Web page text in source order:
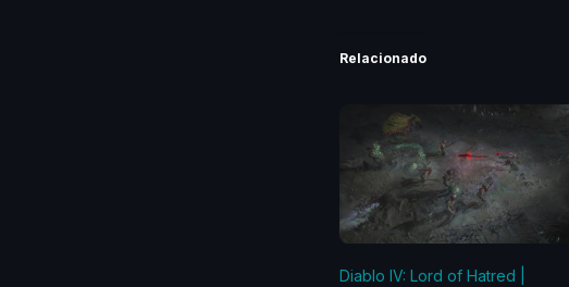
Relacionado
Diablo IV: Lord of Hatred |